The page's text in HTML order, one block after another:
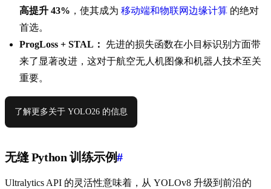
高提升 43% ，使其成为 移动端和物联网边缘计算 的绝对
首选。
ProgLoss + STAL：
先进的损失函数在小目标识别方面带
来了显著改进，这对于航空无人机图像和机器人技术至关
重要。
了解更多关于 YOLO26 的信息
无缝 Python 训练示例#
Ultralytics API 的灵活性意味着，从 YOLOv8 升级到前沿的